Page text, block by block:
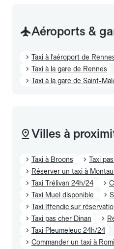
Aéroports &
Taxi à l'aéroport de
Taxi à la gare de Rennes
Taxi à la gare de Saint-
Villes à
Taxi à Broons
Taxi
Réserver un taxi à
Taxi Trélivan 24h/24
Taxi Muel disponible
Taxi Iffendic sur
Taxi pas cher Dinan
Taxi Pleumeleuc 24h/24
Commander un taxi à